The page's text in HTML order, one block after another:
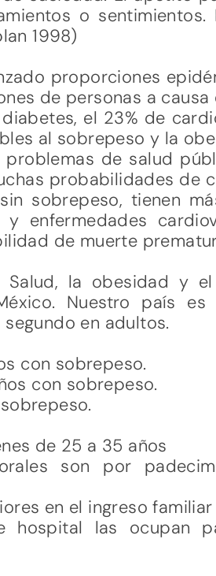
o
1998)
proporciones
de personas a
el 23% de
al sobrepeso y la
de salud
probabilidades de
sobrepeso, tienen
enfermedades
de muerte
la obesidad y
Nuestro país
en adultos.
con sobrepeso.
con sobrepeso.
de 25 a 35 años
son por
en el ingreso familiar
las ocupan